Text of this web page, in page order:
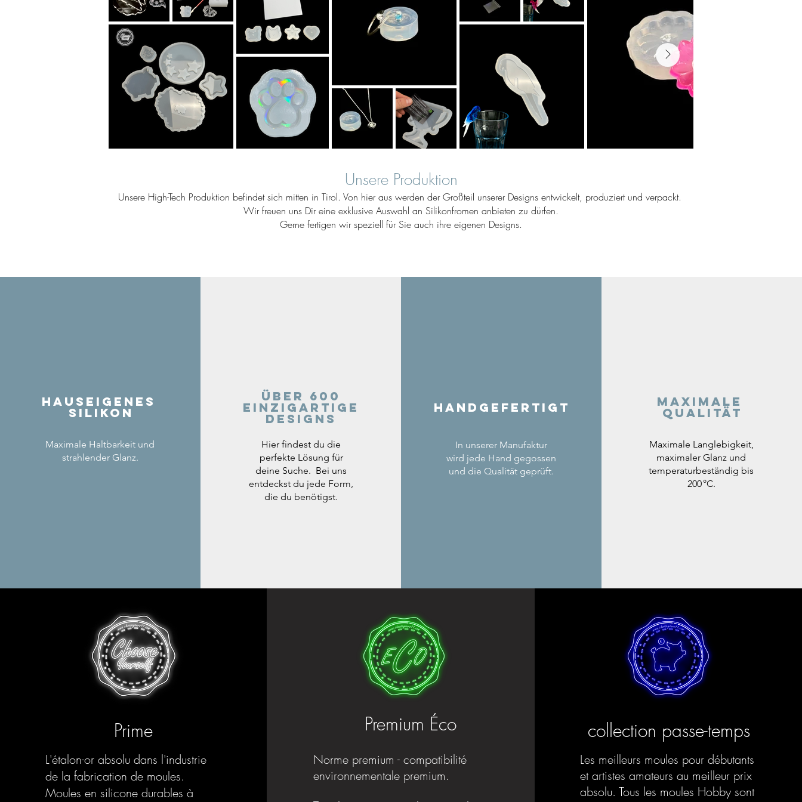
Unsere Produktion
Unsere High-Tech Produktion befindet sich mitten in Tirol. Von hier aus werden der Großteil unserer Designs entwickelt, produziert und verpackt.
Wir freuen uns Dir eine exklusive Auswahl an Silikonfromen anbieten zu dürfen.
Gerne fertigen wir speziell für Sie auch ihre eigenen Designs.
Hauseigenes
Silikon
Maximale Haltbarkeit und
strahlender Glanz.
Über 600
einzigartige
Designs
Hier findest du die
perfekte Lösung für
deine Suche. Bei uns
entdeckst du jede Form,
die du benötigst.
Handgefertigt
In unserer Manufaktur
wird jede Hand gegossen
und die Qualität geprüft.
Maximale
Qualität
Maximale Langlebigkeit,
maximaler Glanz und
temperaturbeständig bis
200 °C.
Prime
L'étalon-or absolu dans l'industrie
de la fabrication de moules.
Moules en silicone durables à
Premium Éco
Norme premium - compatibilité
environnementale premium.
collection passe-temps
Les meilleurs moules pour débutants
et artistes amateurs au meilleur prix
absolu. Tous les moules Hobby sont